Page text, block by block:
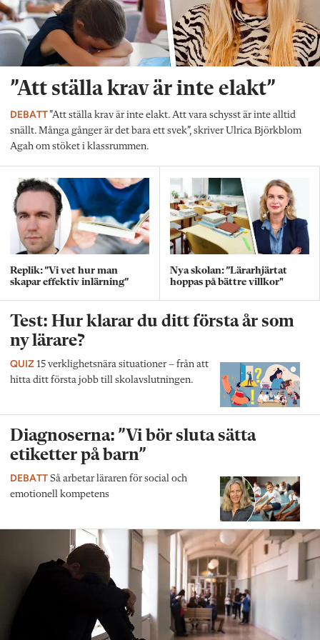
”Att ställa krav är inte elakt”
DEBATT”Att ställa krav är inte elakt. Att vara schysst är inte alltid
snällt. Många gånger är det bara ett svek”, skriver Ulrica Björkblom
Agah om stöket i klassrummen.
Replik: ”Vi vet hur man
skapar effektiv inlärning”
Nya skolan: ”Lärarhjärtat
hoppas på bättre villkor"
Test: Hur klarar du ditt första år som
ny lärare?
QUIZ 15 verklighetsnära situationer – från att
hitta ditt första jobb till skolavslutningen.
Diagnoserna: ”Vi bör sluta sätta
etiketter på barn”
DEBATT Så arbetar läraren för social och
emotionell kompetens